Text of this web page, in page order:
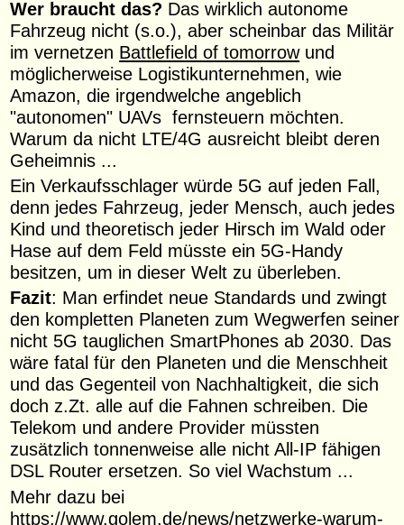
Wer braucht das? Das wirklich autonome
Fahrzeug nicht (s.o.), aber scheinbar das Militär
im vernetzen Battlefield of tomorrowund
möglicherweise Logistikunternehmen, wie
Amazon, die irgendwelche angeblich
"autonomen" UAVs fernsteuern möchten.
Warum da nicht LTE/4G ausreicht bleibt deren
Geheimnis ...
Ein Verkaufsschlager würde 5G auf jeden Fall,
denn jedes Fahrzeug, jeder Mensch, auch jedes
Kind und theoretisch jeder Hirsch im Wald oder
Hase auf dem Feld müsste ein 5G-Handy
besitzen, um in dieser Welt zu überleben.
Fazit: Man erfindet neue Standards und zwingt
den kompletten Planeten zum Wegwerfen seiner
nicht 5G tauglichen SmartPhones ab 2030. Das
wäre fatal für den Planeten und die Menschheit
und das Gegenteil von Nachhaltigkeit, die sich
doch z.Zt. alle auf die Fahnen schreiben. Die
Telekom und andere Provider müssten
zusätzlich tonnenweise alle nicht All-IP fähigen
DSL Router ersetzen. So viel Wachstum ...
Mehr dazu bei
https://www.golem.de/news/netzwerke-warum-